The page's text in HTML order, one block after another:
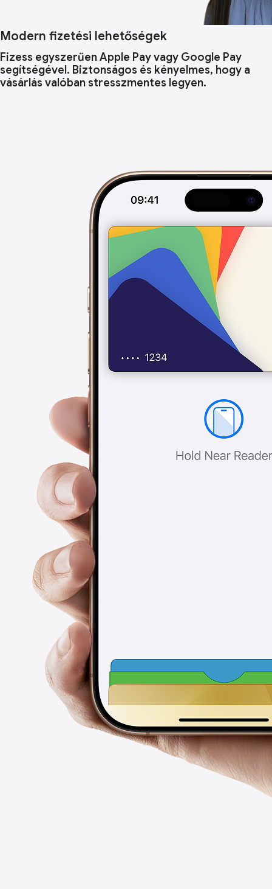
Modern fizetési lehetőségek
Fizess egyszerűen Apple Pay vagy Google Pay
segítségével. Biztonságos és kényelmes, hogy a
vásárlás valóban stresszmentes legyen.